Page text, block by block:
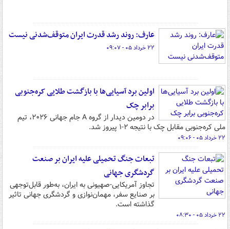
عارف: روند رشد قدرت ایران متوقف‌شدنی نیست
۲۲ خرداد ۰۵ - ۰۹:۰۷
اولین برد آسیایی‌ها با بازگشت طلایی کره‌جنوبی
برابر چک
در دومین دیدار از گروه A جام جهانی ۲۰۲۶، تیم
ملی کره‌جنوبی مقابل چک با نتیجه ۲-۱ پیروز شد.
۲۲ خرداد ۰۵ - ۰۹:۰۶
تبعات جنگ تحمیلی علیه ایران بر صنعت
گردشگری جهانی
تجاوز آمریکایی-صهیونی به ایران، به‌طور قابل‌توجهی
بر صنایع سفر، مهمان‌نوازی و گردشگری جهانی تاثیر
گذاشته است.
۲۲ خرداد ۰۵ - ۰۸:۳۰